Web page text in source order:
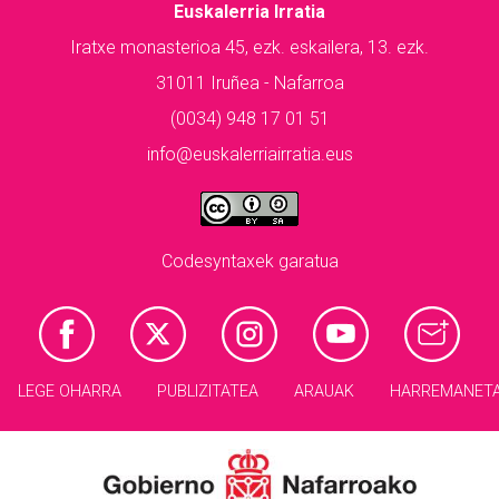
Euskalerria Irratia
Iratxe monasterioa 45, ezk. eskailera, 13. ezk.
31011 Iruñea - Nafarroa
(0034) 948 17 01 51
info@euskalerriairratia.eus
Codesyntaxek garatua
LEGE OHARRA PUBLIZITATEA ARAUAK